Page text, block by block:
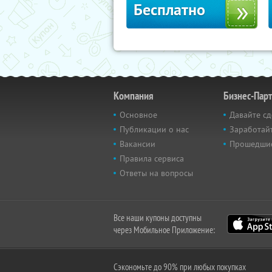
Бесплатно
Компания
Основное
Публикации о нас
Вакансии
Правила сервиса
Ответы на вопросы
Бизнес-
Давайте
Все наши купоны доступны
через Мобильное Приложение:
Сэкономьте до 90% при любых покупках